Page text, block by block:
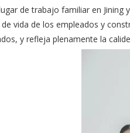
de trabajo familiar en Jining
de vida de los empleados y
y refleja plenamente la